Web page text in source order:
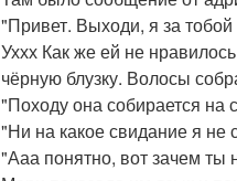
"Привет. Выходи, я за
Уххх Как же ей не
чёрную блузку. Волосы
"Походу она собирается
"Ни на какое свидание я не
"Ааа понятно, вот зачем ты